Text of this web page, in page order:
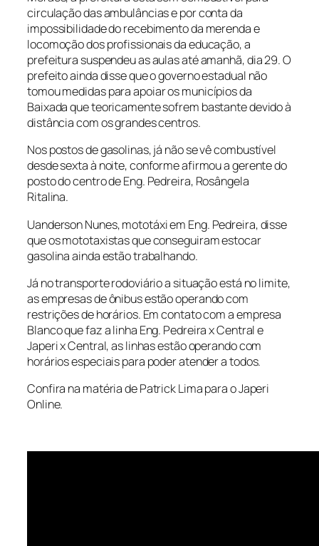
circulação das ambulâncias e por conta da
impossibilidade do recebimento da merenda e
locomoção dos profissionais da educação, a
prefeitura suspendeu as aulas até amanhã, dia 29. O
prefeito ainda disse que o governo estadual não
tomou medidas para apoiar os municípios da
Baixada que teoricamente sofrem bastante devido à
distância com os grandes centros.
Nos postos de gasolinas, já não se vê combustível
desde sexta à noite, conforme afirmou a gerente do
posto do centro de Eng. Pedreira, Rosângela
Ritalina.
Uanderson Nunes, mototáxi em Eng. Pedreira, disse
que os mototaxistas que conseguiram estocar
gasolina ainda estão trabalhando.
Já no transporte rodoviário a situação está no limite,
as empresas de ônibus estão operando com
restrições de horários. Em contato com a empresa
Blanco que faz a linha Eng. Pedreira x Central e
Japeri x Central, as linhas estão operando com
horários especiais para poder atender a todos.
Confira na matéria de Patrick Lima para o Japeri
Online.